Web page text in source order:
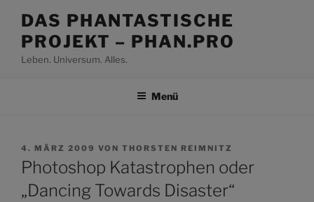
Inhalt
springen
DAS PHANTASTISCHE
PROJEKT – PHAN.PRO
Leben. Universum. Alles.
Menü
VERÖFFENTLICHT
AM
4. MÄRZ 2009 VON THORSTEN REIMNITZ
Photoshop Katastrophen oder
„Dancing Towards Disaster“